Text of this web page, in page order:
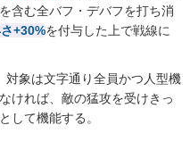
含む全バフ・デバフを打ち消
+30%を付与した上で戦線に
象は文字通り全員かつ人型機
ければ、敵の猛攻を受けきっ
して機能する。